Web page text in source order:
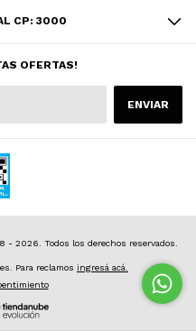
CP: 3000
OFERTAS!
2026. Todos los derechos reservados.
Para reclamos ingresá acá.